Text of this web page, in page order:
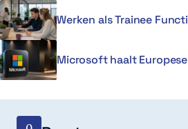
Werken als Trainee
Microsoft haalt